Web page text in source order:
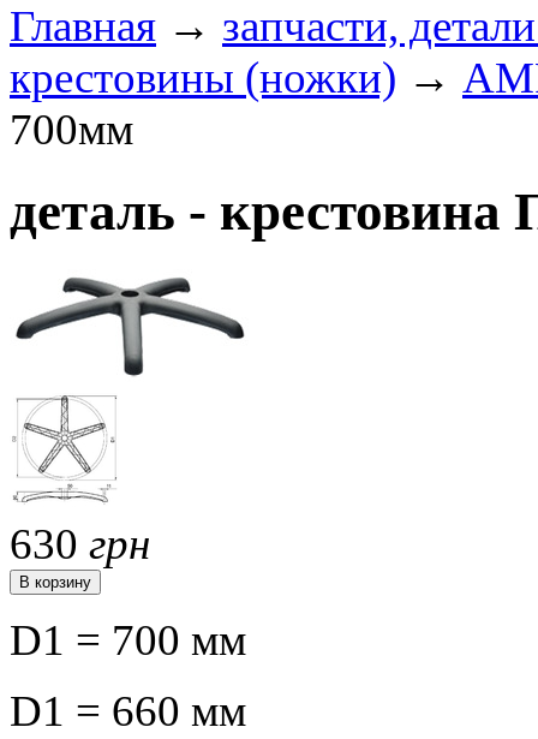
Главная → запчасти,
крестовины (ножки) →
700мм
деталь -
630 грн
D1 = 700 мм
D1 = 660 мм